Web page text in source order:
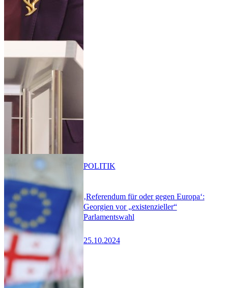
‚Referendum für oder gegen Europa‘:
Georgien vor „existenzieller“
Parlamentswahl
25.10.2024
POLITIK